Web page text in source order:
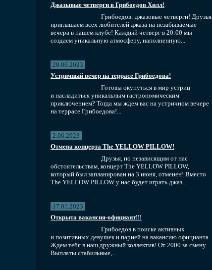
Джазывые четверги в Грибоедов Хилл!
Грибоедов: джазовые четверги! Друзья,
приглашаем всех любителей джаза на незабываемые
вечера в нашем клубе! Каждый четверг в 20:00 мы
создаем уникальную атмосферу, наполненную...
28.06.2023
Устричный вечер на террасе Грибоедова!
Готовы окунуться в мир устриц
и насладиться уникальным гастрономическим
приключением? Тогда мы ждем вас на устричном вечере
на террасе Грибоедова!...
2.06.2023
Отмена концерта The YELLOW PILLOW!
Друзья, по независящим от нас
обстоятельствам, концерт The YELLOW PILLOW,
который был запланирован на 3 июня, отменен! Вместо
The YELLOW PILLOW у нас будет играть джаз...
17.01.2023
Открыта вакансия-официант!!!
Грибоедов в поиске активных
и позитивных девушек и парней на вакансию официанта.
Ждем тебя в наш дружный коллектив! От 2000 за смену.
Выплаты стабильные,...